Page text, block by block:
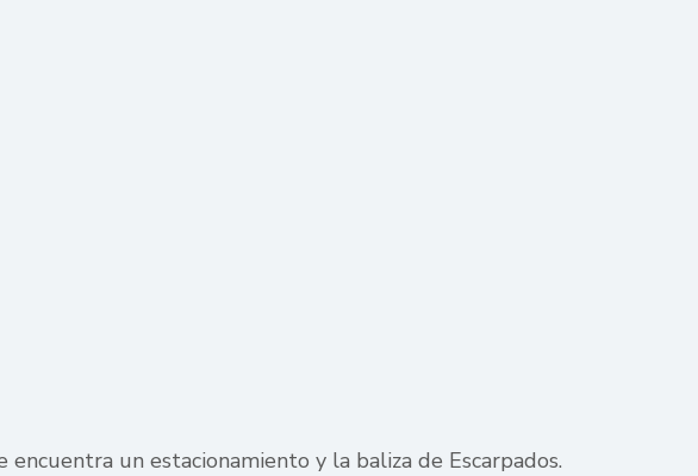
un estacionamiento y la baliza de Escarpados.